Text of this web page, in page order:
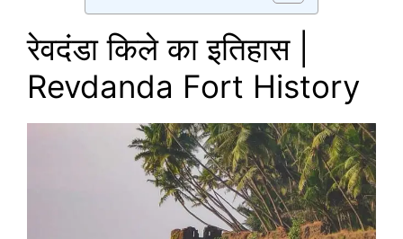
रेवदंडा किले का इतिहास |
Revdanda Fort History